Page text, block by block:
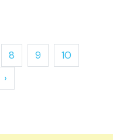
8 9
10
›